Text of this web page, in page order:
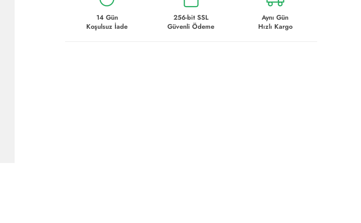
14 Gün
Koşulsuz İade
256-bit SSL
Güvenli Ödeme
Aynı Gün
Hızlı Kargo